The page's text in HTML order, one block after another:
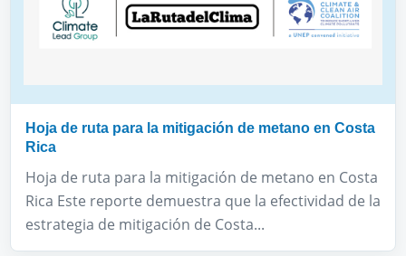
Hoja de ruta para la mitigación de metano en Costa
Rica
Hoja de ruta para la mitigación de metano en Costa
Rica Este reporte demuestra que la efectividad de la
estrategia de mitigación de Costa...